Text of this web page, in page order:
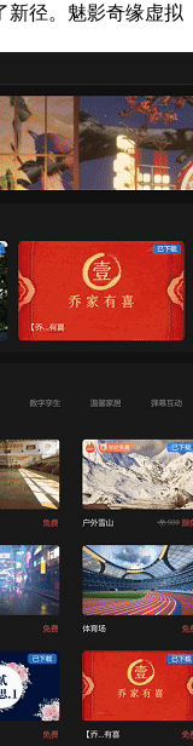
径。魅影奇缘虚拟